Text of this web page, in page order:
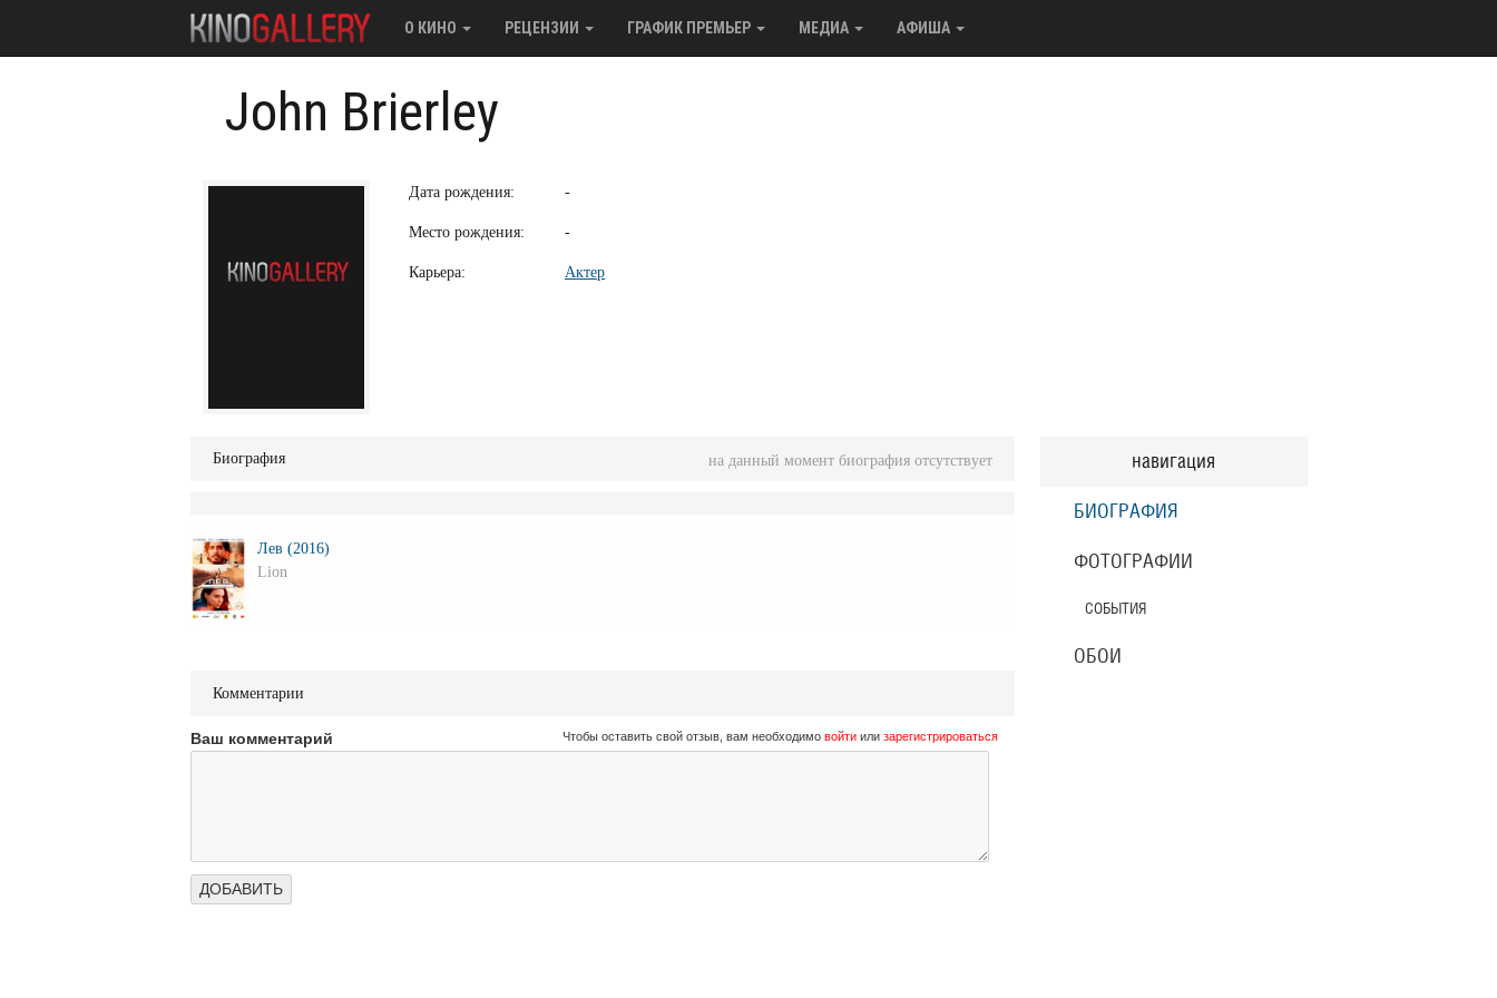
О КИНО РЕЦЕНЗИИ ГРАФИК ПРЕМЬЕР МЕДИА АФИША
John Brierley
Дата рождения: -
Место рождения: -
Карьера: Актер
навигация
БИОГРАФИЯ
ФОТОГРАФИИ
СОБЫТИЯ
ОБОИ
Биография на данный момент биография отсутствует
Лев (2016)
Lion
Комментарии
Ваш комментарий Чтобы оставить свой отзыв, вам необходимо войтиили зарегистрироваться